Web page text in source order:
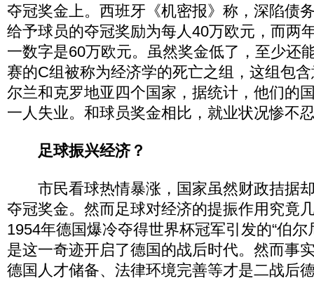
夺冠奖金上。西班牙《机密报》称，深陷债
给予球员的夺冠奖励为每人40万欧元，而两
一数字是60万欧元。虽然奖金低了，至少还
赛的C组被称为经济学的死亡之组，这组包
尔兰和克罗地亚四个国家，据统计，他们的
一人失业。和球员奖金相比，就业状况惨不
足球振兴经济？
市民看球热情暴涨，国家虽然财政拮据
夺冠奖金。然而足球对经济的提振作用究竟
1954年德国爆冷夺得世界杯冠军引发的“伯尔
是这一奇迹开启了德国的战后时代。然而事
德国人才储备、法律环境完善等才是二战后